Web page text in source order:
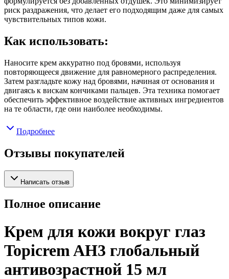
риск раздражения, что делает его подходящим даже для самых
чувствительных типов кожи.
Как использовать:
Наносите крем аккуратно под бровями, используя
повторяющееся движение для равномерного распределения.
Затем разгладьте кожу над бровями, начиная от основания и
двигаясь к вискам кончиками пальцев. Эта техника помогает
обеспечить эффективное воздействие активных ингредиентов
на те области, где они наиболее необходимы.
Подробнее
Отзывы покупателей
Написать отзыв
Полное описание
Крем для кожи вокруг глаз
Topicrem AH3 глобальный
антивозрастной 15 мл